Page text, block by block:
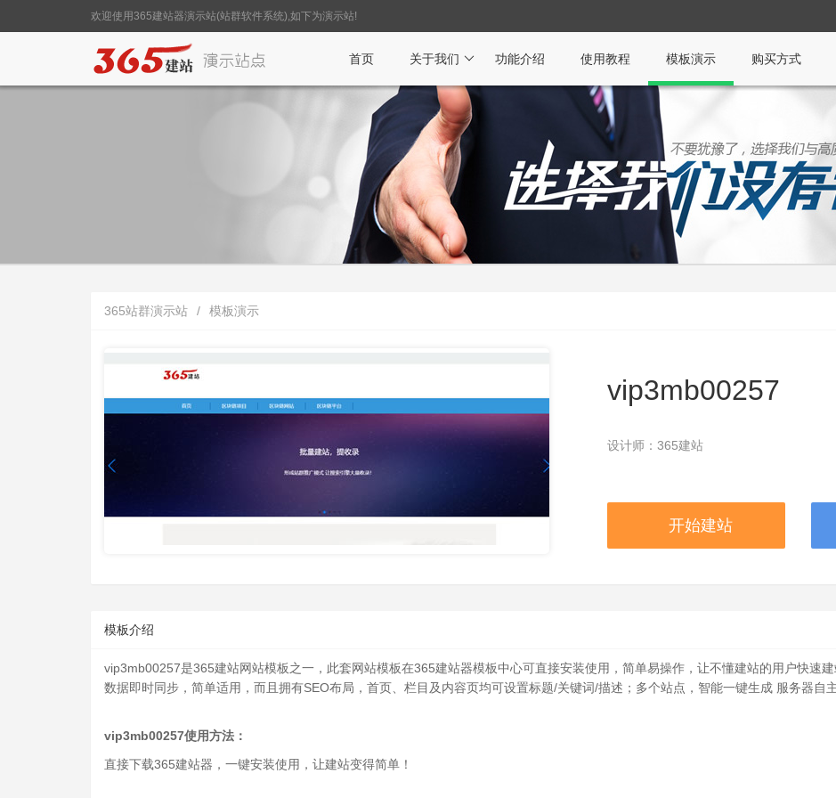
欢迎使用365建站器演示站(站群软件系统),如下为演示站!
首页 关于我们 功能介绍 使用教程 模板演示 购买方式
365站群演示站 / 模板演示
vip3mb00257
设计师：365建站
开始建站
模板介绍
vip3mb00257是365建站网站模板之一，此套网站模板在365建站器模板中心可直接安装使用，简单易操作，让不懂建站的用户快速
数据即时同步，简单适用，而且拥有SEO布局，首页、栏目及内容页均可设置标题/关键词/描述；多个站点，智能一键生成 服务器自
vip3mb00257使用方法：
直接下载365建站器，一键安装使用，让建站变得简单！